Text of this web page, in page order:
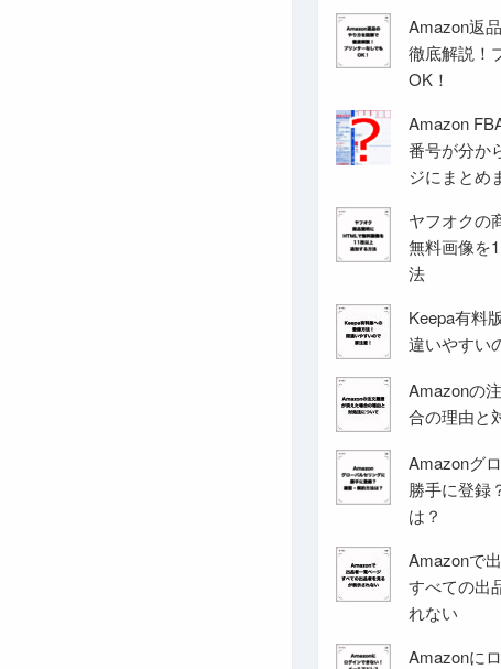
Amazon返
徹底解説！
OK！
Amazon
番号が分か
ジにまとめ
ヤフオクの
無料画像を
法
Keepa有料
違いやすい
Amazonの
合の理由と
Amazonグ
勝手に登録
は？
Amazonで
すべての出
れない
Amazonに